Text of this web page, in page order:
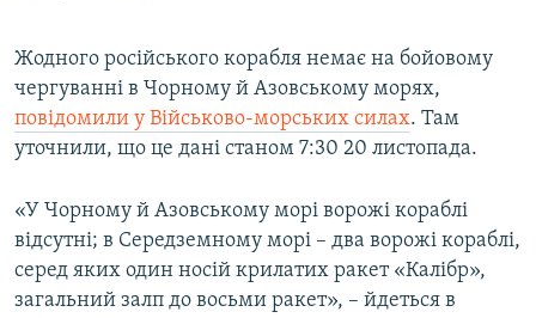
Усі сайти RFE/RL
Жодного російського корабля немає на бойовому
чергуванні в Чорному й Азовському морях,
повідомили у Військово-морських силах. Там
уточнили, що це дані станом 7:30 20 листопада.
«У Чорному й Азовському морі ворожі кораблі
відсутні; в Середземному морі – два ворожі кораблі,
серед яких один носій крилатих ракет «Калібр»,
загальний залп до восьми ракет», – йдеться в